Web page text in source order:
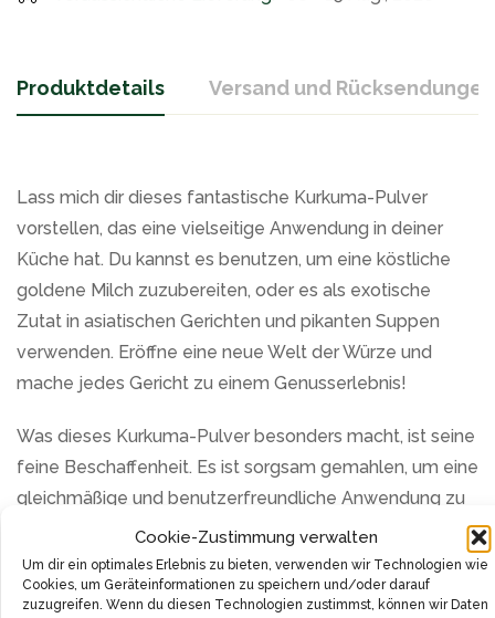
Cookie-Zustimmung verwalten
Um dir ein optimales Erlebnis zu bieten, verwenden wir Technologien wie
Cookies, um Geräteinformationen zu speichern und/oder darauf
zuzugreifen. Wenn du diesen Technologien zustimmst, können wir Daten
Produktdetails Versand und Rücksendungen
Lass mich dir dieses fantastische Kurkuma-Pulver
vorstellen, das eine vielseitige Anwendung in deiner
Küche hat. Du kannst es benutzen, um eine köstliche
goldene Milch zuzubereiten, oder es als exotische
Zutat in asiatischen Gerichten und pikanten Suppen
verwenden. Eröffne eine neue Welt der Würze und
mache jedes Gericht zu einem Genusserlebnis!
Was dieses Kurkuma-Pulver besonders macht, ist seine
feine Beschaffenheit. Es ist sorgsam gemahlen, um eine
gleichmäßige und benutzerfreundliche Anwendung zu
ermöglichen. Egal ob du etwas Gewürz zum Würzen
von Gerichten oder zum Verfeinern deiner
Lieblingsrezepte brauchst, dieses Pulver wird seinen